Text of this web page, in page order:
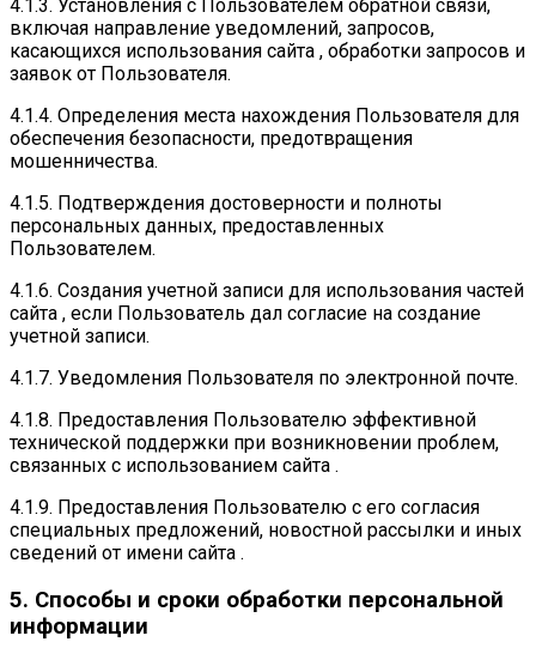
4.1.3. Установления с Пользователем обратной связи,
включая направление уведомлений, запросов,
касающихся использования сайта , обработки запросов и
заявок от Пользователя.
4.1.4. Определения места нахождения Пользователя для
обеспечения безопасности, предотвращения
мошенничества.
4.1.5. Подтверждения достоверности и полноты
персональных данных, предоставленных
Пользователем.
4.1.6. Создания учетной записи для использования частей
сайта , если Пользователь дал согласие на создание
учетной записи.
4.1.7. Уведомления Пользователя по электронной почте.
4.1.8. Предоставления Пользователю эффективной
технической поддержки при возникновении проблем,
связанных с использованием сайта .
4.1.9. Предоставления Пользователю с его согласия
специальных предложений, новостной рассылки и иных
сведений от имени сайта .
5. Способы и сроки обработки персональной
информации